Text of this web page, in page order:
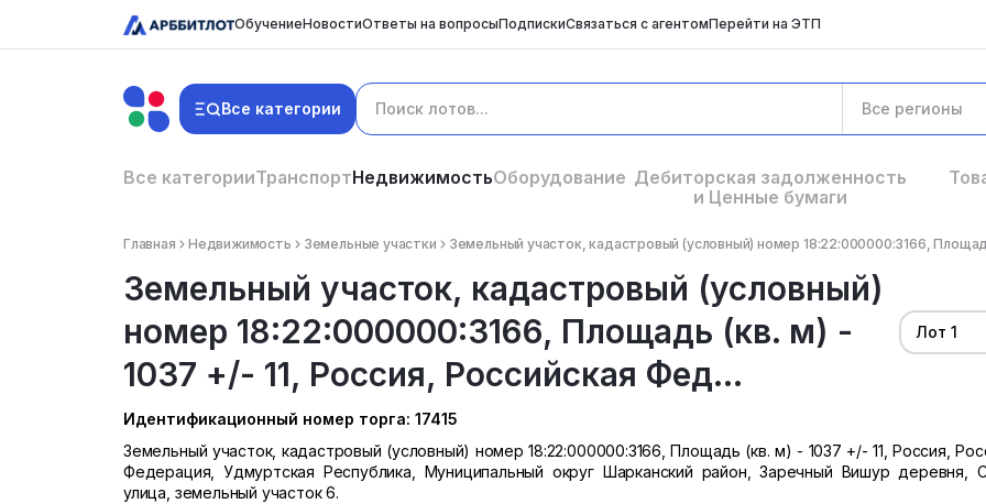
ОбучениеНовостиОтветы на вопросыПодпискиСвязаться с агентомПерейти на ЭТП
Все категории Все регионы
Все категорииТранспортНедвижимостьОборудование Дебиторская задолженность
и Ценные бумаги
Главная Недвижимость Земельные участки Земельный участок, кадастровый (условный) номер 18:22:000000:3166,
Земельный участок, кадастровый (условный)
номер 18:22:000000:3166, Площадь (кв. м) -
1037 +/- 11, Россия, Российская Фед...
Лот 1
Идентификационный номер торга: 17415
Земельный участок, кадастровый (условный) номер 18:22:000000:3166, Площадь (кв. м) - 1037 +/- 11, Россия,
Федерация, Удмуртская Республика, Муниципальный округ Шарканский район, Заречный Вишур деревня,
улица, земельный участок 6.